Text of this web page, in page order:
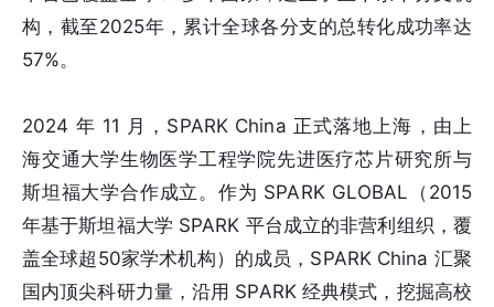
构，截至2025年，累计全球各分支的总转化成功率达
57%。
2024 年 11 月，SPARK China 正式落地上海，由上
海交通大学生物医学工程学院先进医疗芯片研究所与
斯坦福大学合作成立。作为 SPARK GLOBAL（2015
年基于斯坦福大学 SPARK 平台成立的非营利组织，覆
盖全球超50家学术机构）的成员，SPARK China 汇聚
国内顶尖科研力量，沿用 SPARK 经典模式，挖掘高校